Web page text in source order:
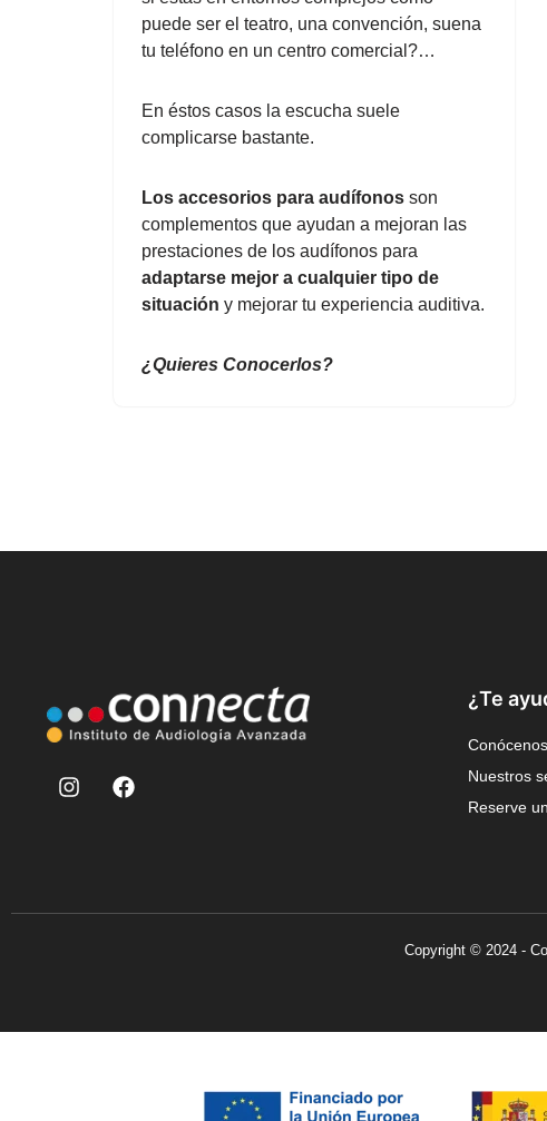
puede ser el teatro, una convención, suena
tu teléfono en un centro comercial?…
En éstos casos la escucha suele
complicarse bastante.
Los accesorios para audífonos son
complementos que ayudan a mejoran las
prestaciones de los audífonos para
adaptarse mejor a cualquier tipo de
situación y mejorar tu experiencia auditiva.
¿Quieres Conocerlos?
¿Te
Conócenos
Nuestros
Reserve
Copyright © 2024 -